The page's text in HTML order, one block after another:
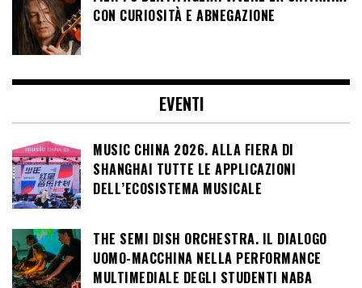
CON CURIOSITÀ E ABNEGAZIONE
EVENTI
MUSIC CHINA 2026. ALLA FIERA DI
SHANGHAI TUTTE LE APPLICAZIONI
DELL’ECOSISTEMA MUSICALE
THE SEMI DISH ORCHESTRA. IL DIALOGO
UOMO-MACCHINA NELLA PERFORMANCE
MULTIMEDIALE DEGLI STUDENTI NABA